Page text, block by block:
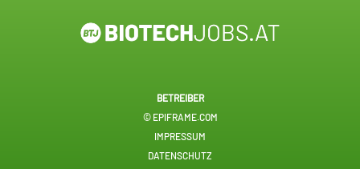
BETREIBER
© EPIFRAME.COM
IMPRESSUM
DATENSCHUTZ